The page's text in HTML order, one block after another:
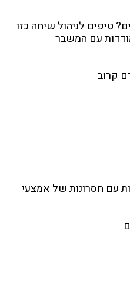
טיפים לניהול שיחה כזו
עם המשבר
קרוב
עם חסרונות של אמצעי